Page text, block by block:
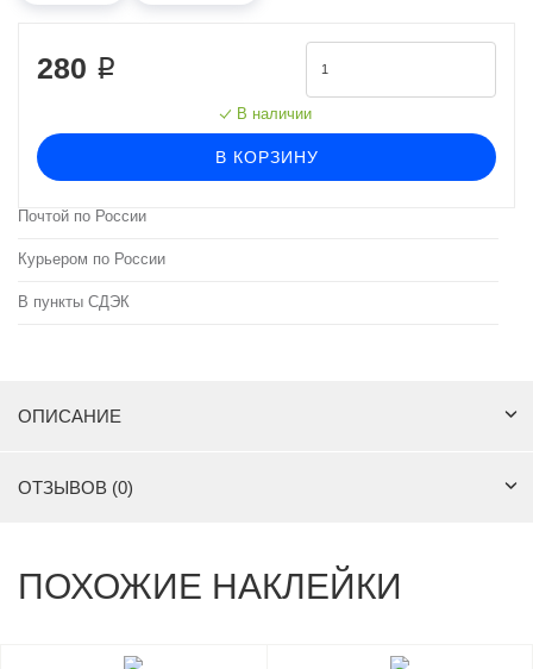
280 ₽
В наличии
В КОРЗИНУ
Почтой по России
Курьером по России
В пункты СДЭК
ОПИСАНИЕ
ОТЗЫВОВ (0)
ПОХОЖИЕ НАКЛЕЙКИ